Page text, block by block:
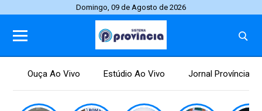
Domingo, 09 de Agosto de 2026
Ouça Ao Vivo Estúdio Ao Vivo Jornal Província